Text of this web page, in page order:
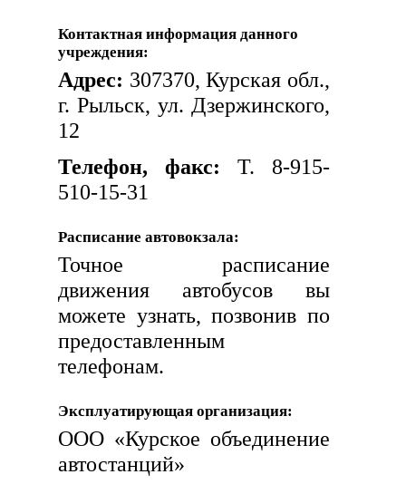
Контактная информация данного
учреждения:
Адрес: 307370, Курская обл.,
г. Рыльск, ул. Дзержинского,
12
Телефон, факс: Т. 8-915-
510-15-31
Расписание автовокзала:
Точное расписание
движения автобусов вы
можете узнать, позвонив по
предоставленным
телефонам.
Эксплуатирующая организация:
ООО «Курское объединение
автостанций»